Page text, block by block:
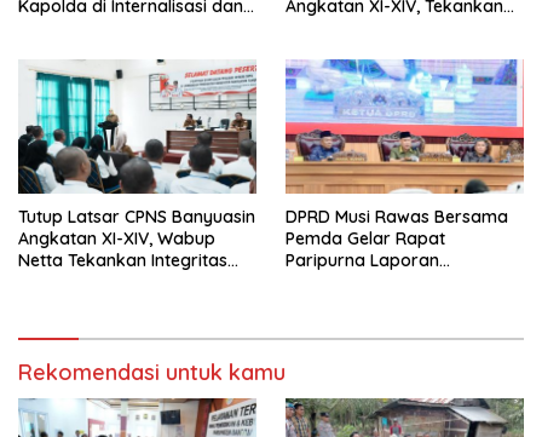
Kapolda di Internalisasi dan
Angkatan XI-XIV, Tekankan
Prima
Tutup Latsar CPNS Banyuasin
Angkatan XI-XIV, Wabup
Netta Tekankan Integritas
DPRD Musi Rawas Bersama
Pemda Gelar Rapat
Paripurna Laporan
Rekomendasi untuk kamu